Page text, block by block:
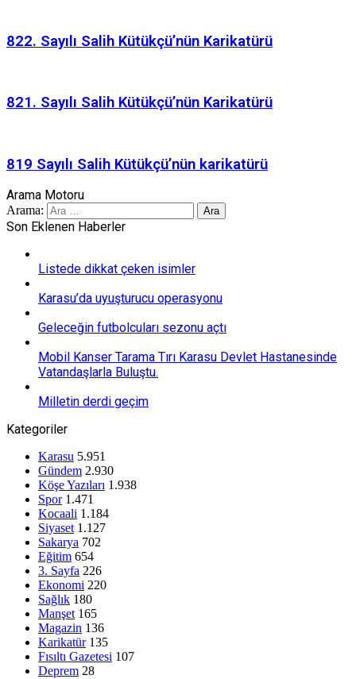
822. Sayılı Salih Kütükçü’nün Karikatürü
821. Sayılı Salih Kütükçü’nün Karikatürü
819 Sayılı Salih Kütükçü’nün karikatürü
Arama Motoru
Arama:
Son Eklenen Haberler
Listede dikkat çeken isimler
Karasu’da uyuşturucu operasyonu
Geleceğin futbolcuları sezonu açtı
Mobil Kanser Tarama Tırı Karasu Devlet Hastanesinde
Vatandaşlarla Buluştu.
Milletin derdi geçim
Kategoriler
Karasu 5.951
Gündem 2.930
Köşe Yazıları 1.938
Spor 1.471
Kocaali 1.184
Siyaset 1.127
Sakarya 702
Eğitim 654
3. Sayfa 226
Ekonomi 220
Sağlık 180
Manşet 165
Magazin 136
Karikatür 135
Fısıltı Gazetesi 107
Deprem 28